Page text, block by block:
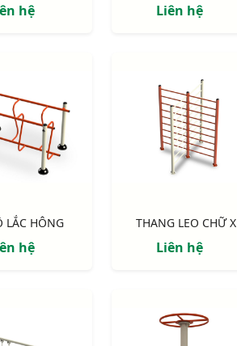
hệ Liên hệ
LẮC HÔNG
hệ
THANG LEO CHỮ X
Liên hệ